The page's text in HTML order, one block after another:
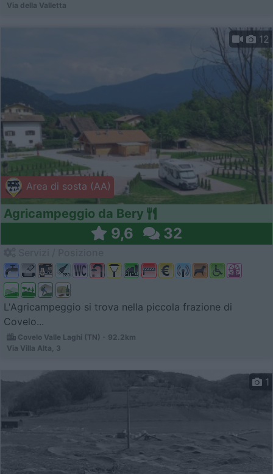
Via della Valletta
Area di sosta (AA)
12
Agricampeggio da Bery
9,6 32
L'Agricampeggio si trova nella piccola frazione di
Covelo...
Covelo Valle Laghi (TN) - 92.2km
Via Villa Alta, 3
1